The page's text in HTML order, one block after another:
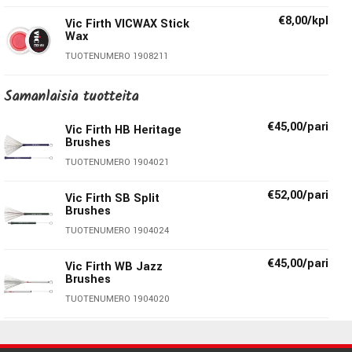
Tekniset tiedot:
Materiaali (vispilä):
Metalli
Halkaisija:
.530”
Vic Firth
Vuonna 1963 Bostonissa, Massachusettsin osavaltiossa
perustettu yhtiö on tänään maailman suurin
rumpukapuloiden ja mallettien valmistaja. Yhtiön perustaja
Mr. Firth, oli ollut Boston Symphony Orchestran
lyömäsoittajana 12 vuotta ja hän sai soitettavakseen
Vic Firth VICWAX Stick
Wax
TUOTENUMERO 1908211
€8,00/kpl
Samanlaisia ​​tuotteita
Vic Firth HB Heritage
Brushes
TUOTENUMERO 1904021
€45,00/pari
Vic Firth SB Split
Brushes
TUOTENUMERO 1904024
€52,00/pari
Vic Firth WB Jazz
Brushes
TUOTENUMERO 1904020
€45,00/pari
Gadd Wire Brushes